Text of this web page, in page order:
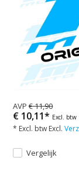
AVP€ 11,90
€ 10,11* Excl. btw
* Excl. btw Excl.
Vergelijk